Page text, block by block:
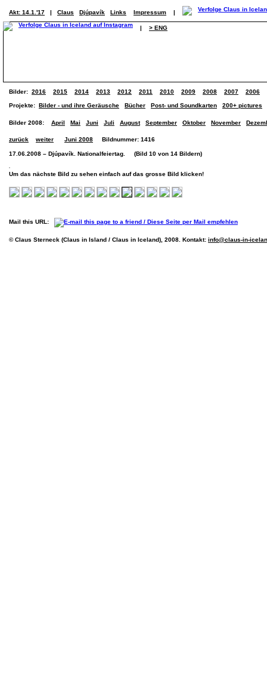
Akt: 14.1.'17 | Claus Djúpavík Links Impressum |
| > ENG
Bilder: 2016 2015 2014 2013 2012 2011 2010 2009 2008 2007 2006
Projekte: Bilder - und ihre Geräusche Bücher Post- und Soundkarten 200+ pictures
Bilder 2008: April Mai Juni Juli August September Oktober November
zurück weiter Juni 2008 Bildnummer: 1416
17.06.2008 – Djúpavík. Nationalfeiertag. (Bild 10 von 14 Bildern)
Um das nächste Bild zu sehen einfach auf das grosse Bild klicken!
Mail this URL:
© Claus Sterneck (Claus in Island / Claus in Iceland), 2008. Kontakt: info@claus-in-